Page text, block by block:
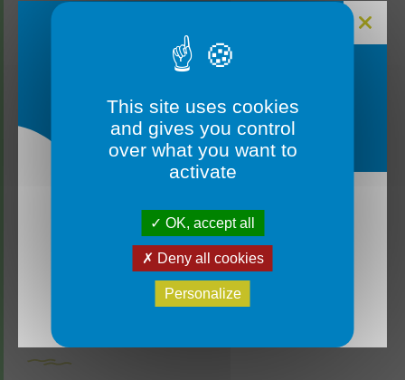
CONTACTEZ-NOUS
La mairie sera fermée du lundi 3 août au vendredi
14 août inclus. ✅ Un service d’urgence reste
joignable par téléphone au 06 07 70 46 48. 🔄
Réouverture le lundi 17 août aux horaires
habituels. Merci de votre compréhension et bon
This site uses cookies
and gives you control
over what you want to
activate
OK, accept all
Deny all cookies
Personalize